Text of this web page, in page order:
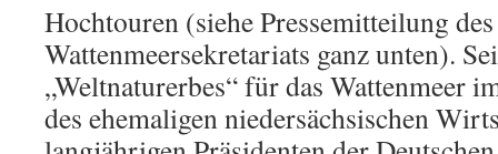
Hochtouren (siehe Pressemitteilung
Wattenmeersekretariats ganz unten).
„Weltnaturerbes“ für das Wattenmeer
des ehemaligen niedersächsischen